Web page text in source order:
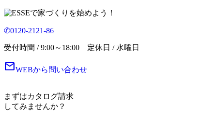
で家づくりを始めよう！
✆0120-2121-86
受付時間 / 9:00～18:00 定休日 / 水曜日
mailWEBから問い合わせ
まずはカタログ請求
してみませんか？